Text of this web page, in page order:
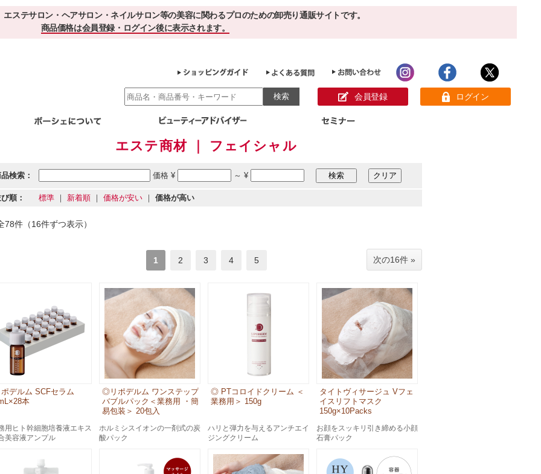
ステサロン・ヘアサロン・ネイルサロン等の美容に関わるプロのための卸売り通販サイトです。
商品価格は会員登録・ログイン後に表示されます。
会員登録 ログイン
・保湿 その他
ホームケア
スキンケア
クリーム
ヘアケア＆ボディケア
サプリメント ドリンク
ベーシックスキンケア
メイク品 健康食品
ゲル化粧品のこだわり ご利用サロン様の声
エステ商材 ｜ フェイシャル
検索： 価格 ¥ ～ ¥
順： 標準 ｜ 新着順 ｜ 価格が安い ｜ 価格が高い
78件（16件ずつ表示）
1 2 3 4 5 次の16件 »
ポデルム SCFセラム
本
用ヒト幹細胞培養液エキス
美容液アンプル
◎リポデルム ワンステップ
バブルパック＜業務用 ・簡
易包装＞ 20包入
ホルミシスイオンの一剤式の炭
酸パック
◎ PTコロイドクリーム ＜
業務用＞ 150g
ハリと弾力を与えるアンチエイ
ジングクリーム
タイトヴィサージュ Vフェ
イスリフトマスク
150g×10Packs
お顔をスッキリ引き締める小顔
石膏パック